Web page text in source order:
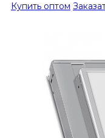
Купить оптом